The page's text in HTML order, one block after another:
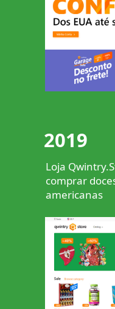
2019
Loja
comprar
americanas